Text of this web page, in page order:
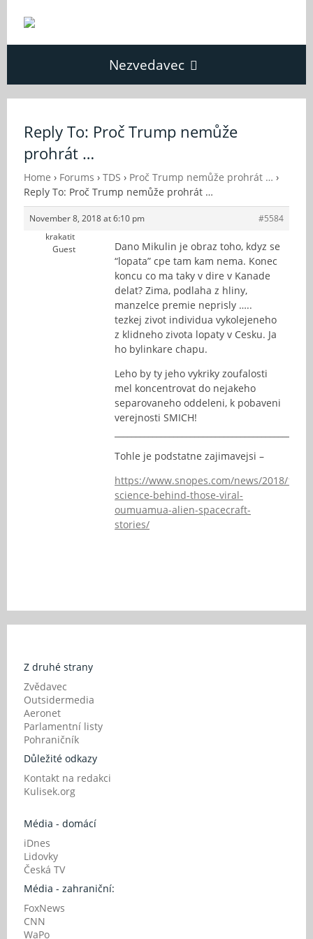
Nezvedavec
O Nezvědavci
Kontakt
Reply To: Proč Trump nemůže
prohrát …
Home › Forums › TDS › Proč Trump nemůže prohrát … ›
Reply To: Proč Trump nemůže prohrát …
November 8, 2018 at 6:10 pm
#5584
krakatit
Guest
Dano Mikulin je obraz toho, kdyz se
“lopata” cpe tam kam nema. Konec
koncu co ma taky v dire v Kanade
delat? Zima, podlaha z hliny,
manzelce premie neprisly …..
tezkej zivot individua vykolejeneho
z klidneho zivota lopaty v Cesku. Ja
ho bylinkare chapu.
Leho by ty jeho vykriky zoufalosti
mel koncentrovat do nejakeho
separovaneho oddeleni, k pobaveni
verejnosti SMICH!
Tohle je podstatne zajimavejsi –
https://www.snopes.com/news/2018/11/
science-behind-those-viral-
oumuamua-alien-spacecraft-
stories/
Z druhé strany
Zvědavec
Outsidermedia
Aeronet
Parlamentní listy
Pohraničník
Důležité odkazy
Kontakt na redakci
Kulisek.org
Média - domácí
iDnes
Lidovky
Česká TV
Média - zahraniční:
FoxNews
CNN
WaPo